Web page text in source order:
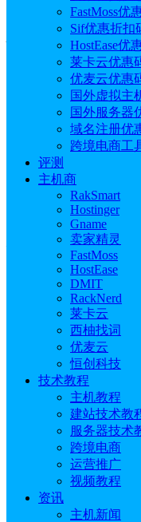
FastMoss优
Sif优惠折扣
HostEase优
莱卡云优惠
优麦云优惠
国外虚拟主
国外服务器
域名注册优
跨境电商工
评测
主机商
RakSmart
Hostinger
Gname
卖家精灵
FastMoss
HostEase
DMIT
RackNerd
莱卡云
西柚找词
优麦云
恒创科技
技术教程
主机教程
建站技术教
服务器技术
跨境电商
运营推广
视频教程
资讯
主机新闻
标签：
跨境电商
Shopify商店后
操作过程
2025年10月11日0
Shopify页面里边的内
个页面，而这些页面
跨境电商
Shopify在线商